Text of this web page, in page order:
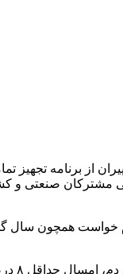
پیران از برنامه
مشترکان صنعتی و
خواست همچون